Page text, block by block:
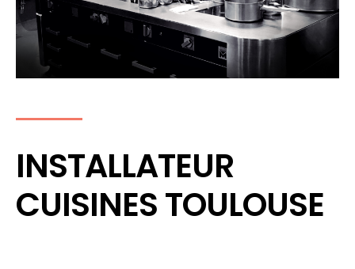
INSTALLATEUR
CUISINES TOULOUSE